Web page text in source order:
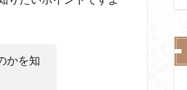
かを知